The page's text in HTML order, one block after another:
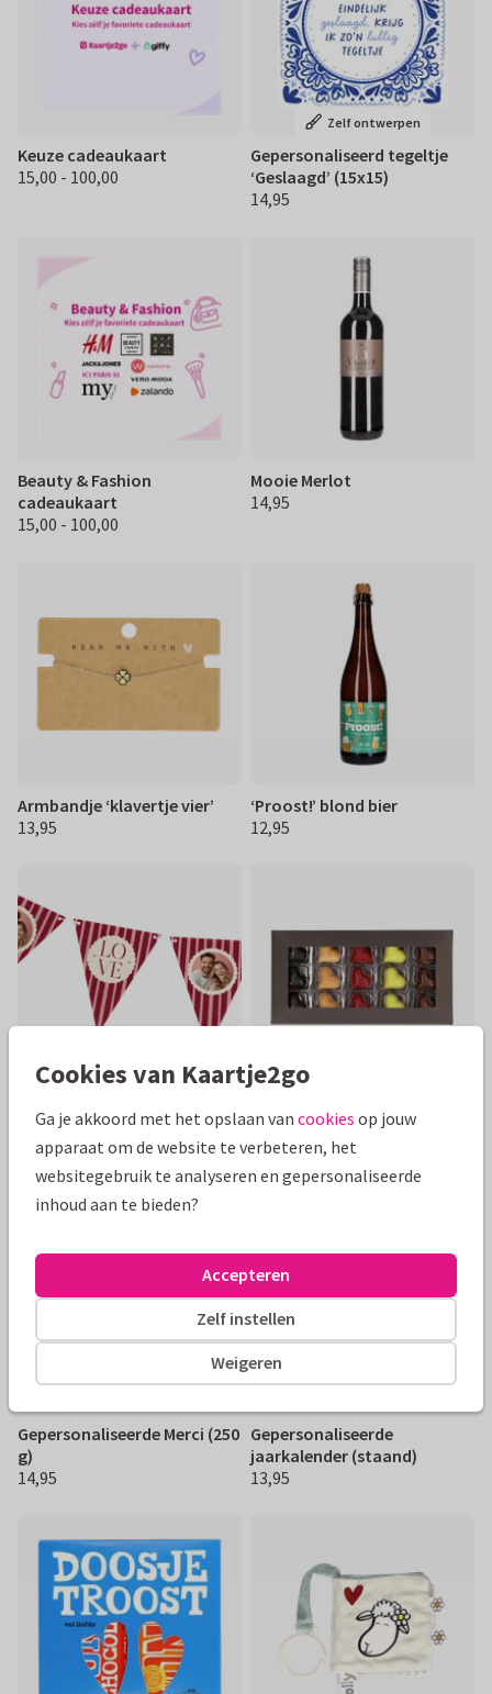
Keuze cadeaukaart
€ 15.00 100,00
15,00 - 100,00
Zelf ontwerpen
Gepersonaliseerd tegeltje
‘Geslaagd’ (15x15)
€ 14,95
14,95
Beauty & Fashion
cadeaukaart
€ 15.00 100,00
15,00 - 100,00
Mooie Merlot
€ 14,95
14,95
Armbandje ‘klavertje vier’
€ 13,95
13,95
‘Proost!’ blond bier
€ 12,95
12,95
Zelf ontwerpen
Valentijn slinger met foto’s
€ 10,95
10,95
Nuts About You
hartjesbonbons
€ 14,95
14,95
Gepersonaliseerde Merci (250
g)
€ 14,95
14,95
Gepersonaliseerde
jaarkalender (staand)
€ 13,95
13,95
Cookies van Kaartje2go
Ga je akkoord met het opslaan van cookies op jouw
apparaat om de website te verbeteren, het
websitegebruik te analyseren en gepersonaliseerde
inhoud aan te bieden?
Weigeren
Zelf instellen
Accepteren